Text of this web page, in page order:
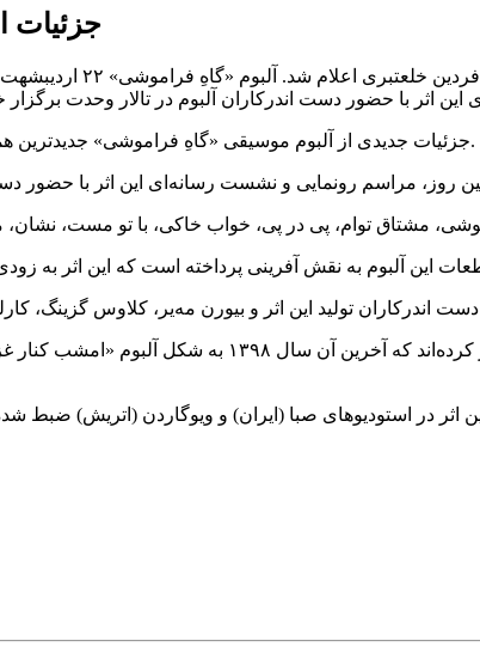
جزئیات
جزئیات جدیدی از آلبوم
جزئیات جدیدی از آلبوم موسیقی «گاهِ فراموشی» جدیدترین همکاری همایون شجریان و فردین خلعتبری اعلام شد.
همایون شجریان و فردین خلعتبری در سال‌های اخیر آثاری در قالب